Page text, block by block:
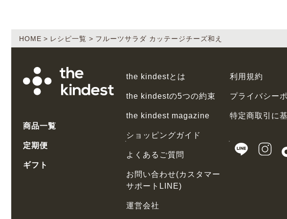
HOME レシピ一覧 フルーツサラダ カッテージチーズ和え
商品一覧
定期便
ギフト
the kindestとは
the kindestの5つの約束
the kindest magazine
ショッピングガイド
よくあるご質問
お問い合わせ(カスタマー
サポートLINE)
運営会社
利用規約
プライバシー
特定商取引に